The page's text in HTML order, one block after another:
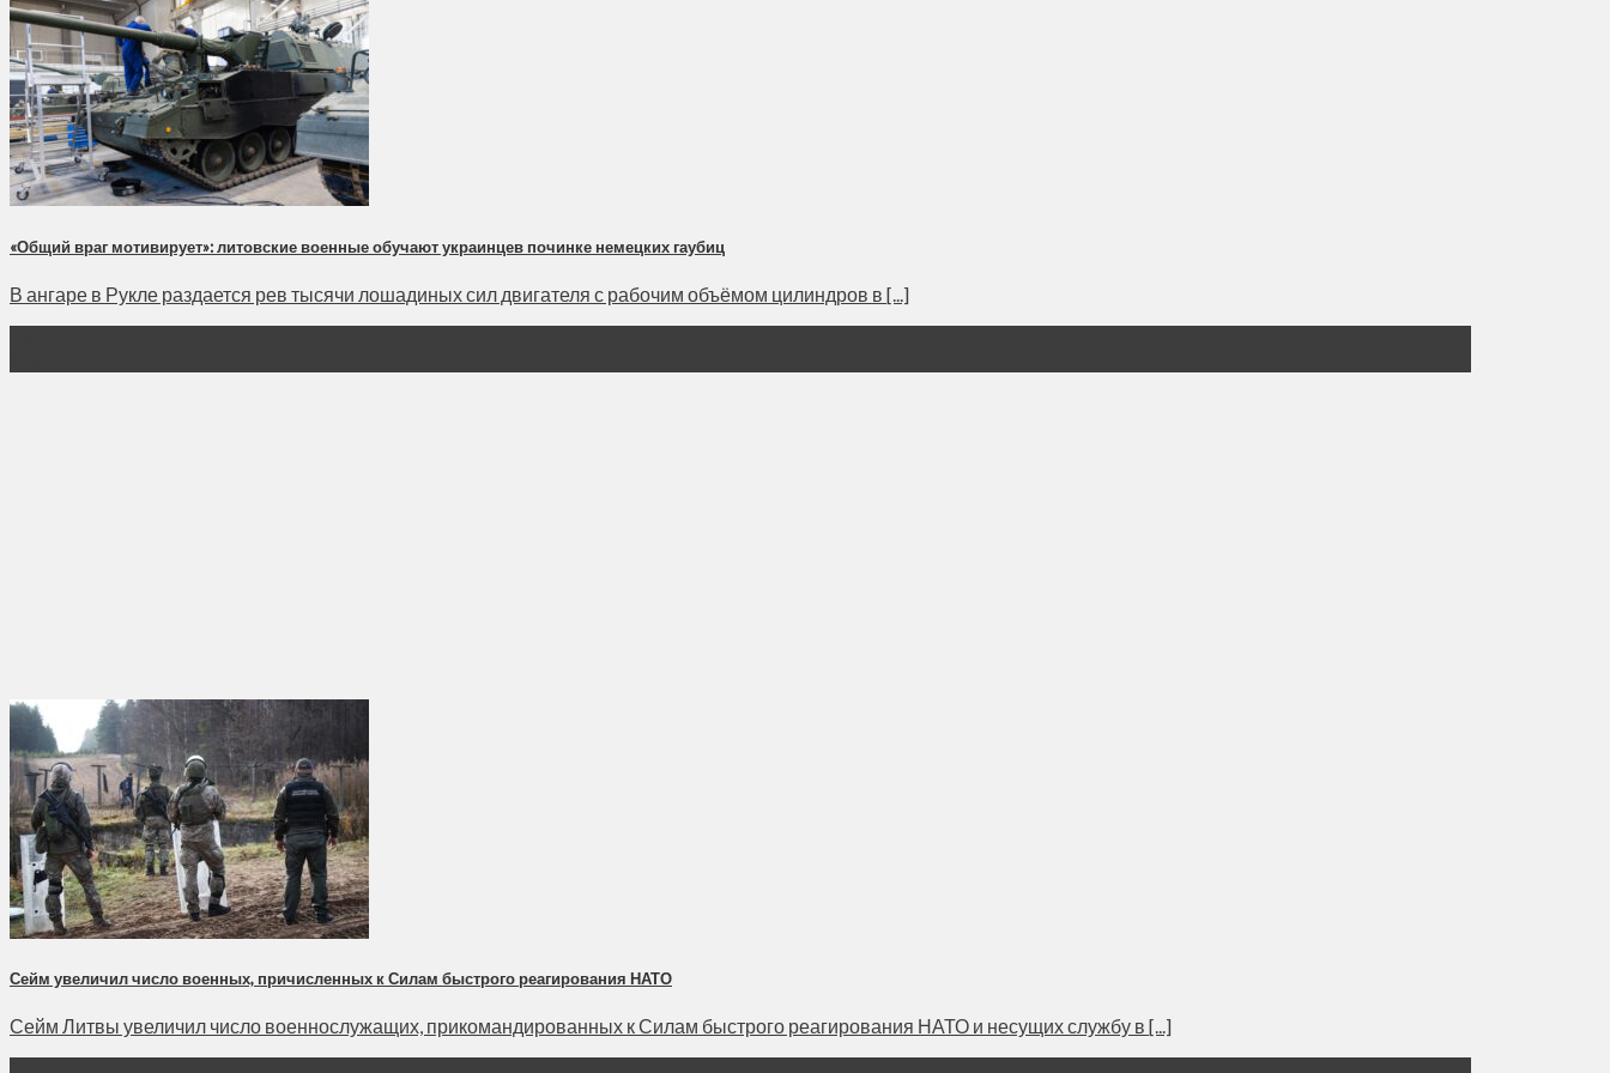
«Общий враг мотивирует»: литовские военные обучают украинцев починке немецких гаубиц
В ангаре в Рукле раздается рев тысячи лошадиных сил двигателя с рабочим объёмом цилиндров в [...]
Сейм увеличил число военных, причисленных к Силам быстрого реагирования НАТО
Сейм Литвы увеличил число военнослужащих, прикомандированных к Силам быстрого реагирования НАТО и несущих службу в [...]